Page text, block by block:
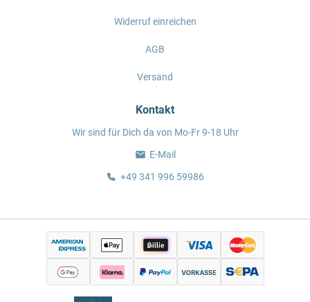
Widerruf einreichen
AGB
Versand
Kontakt
Wir sind für Dich da von Mo-Fr 9-18 Uhr
E-Mail
+49 341 996 59986